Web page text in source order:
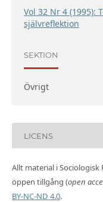
Vol 32 Nr 4 (1995):
självreflektion
SEKTION
Övrigt
LICENS
Allt material i
öppen tillgång (open
BY-NC-ND 4.0.